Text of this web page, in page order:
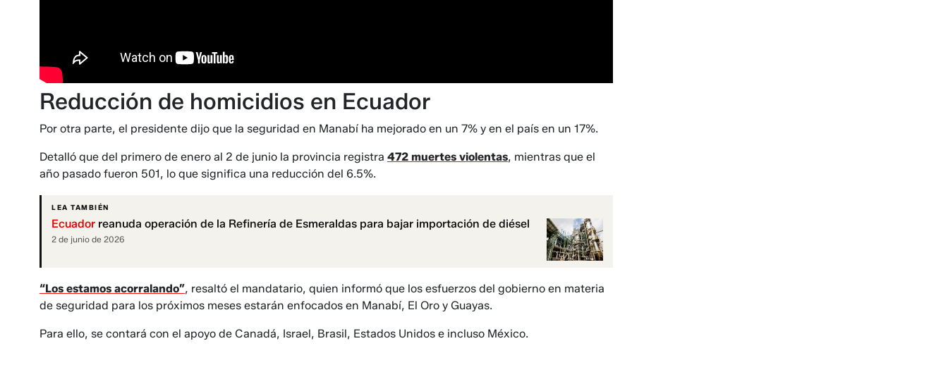
Reducción de homicidios en Ecuador
Por otra parte, el presidente dijo que la seguridad en Manabí ha mejorado en un 7% y en el país en un 17%.
Detalló que del primero de enero al 2 de junio la provincia registra 472 muertes violentas, mientras que el
año pasado fueron 501, lo que significa una reducción del 6.5%.
LEA TAMBIÉN
Ecuador reanuda operación de la Refinería de Esmeraldas para bajar importación de diésel
2 de junio de 2026
“Los estamos acorralando”, resaltó el mandatario, quien informó que los esfuerzos del gobierno en materia
de seguridad para los próximos meses estarán enfocados en Manabí, El Oro y Guayas.
Para ello, se contará con el apoyo de Canadá, Israel, Brasil, Estados Unidos e incluso México.